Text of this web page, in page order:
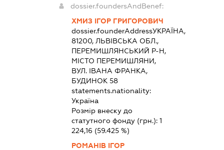
dossier.foundersAndBenef:
ХМИЗ ІГОР ГРИГОРОВИЧ
dossier.founderAddressУКРАЇНА,
81200, ЛЬВІВСЬКА ОБЛ.,
ПЕРЕМИШЛЯНСЬКИЙ Р-Н,
МІСТО ПЕРЕМИШЛЯНИ,
ВУЛ. ІВАНА ФРАНКА,
БУДИНОК 58
statements.nationality:
Україна
Розмір внеску до
статутного фонду (грн.): 1
224,16 (59.425 %)
РОМАНІВ ІГОР